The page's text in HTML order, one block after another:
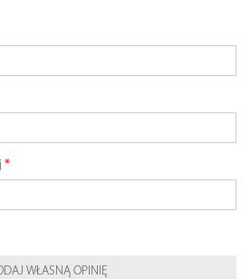
WŁASNĄ OPINIĘ